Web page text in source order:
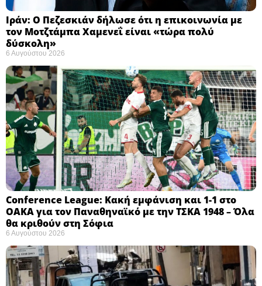
Ιράν: Ο Πεζεσκιάν δήλωσε ότι η επικοινωνία με
τον Μοτζτάμπα Χαμενεΐ είναι «τώρα πολύ
δύσκολη» ​
6 Αυγούστου 2026
Conference League: Κακή εμφάνιση και 1-1 στο
ΟΑΚΑ για τον Παναθηναϊκό με την ΤΣΚΑ 1948 – Όλα
θα κριθούν στη Σόφια ​
6 Αυγούστου 2026